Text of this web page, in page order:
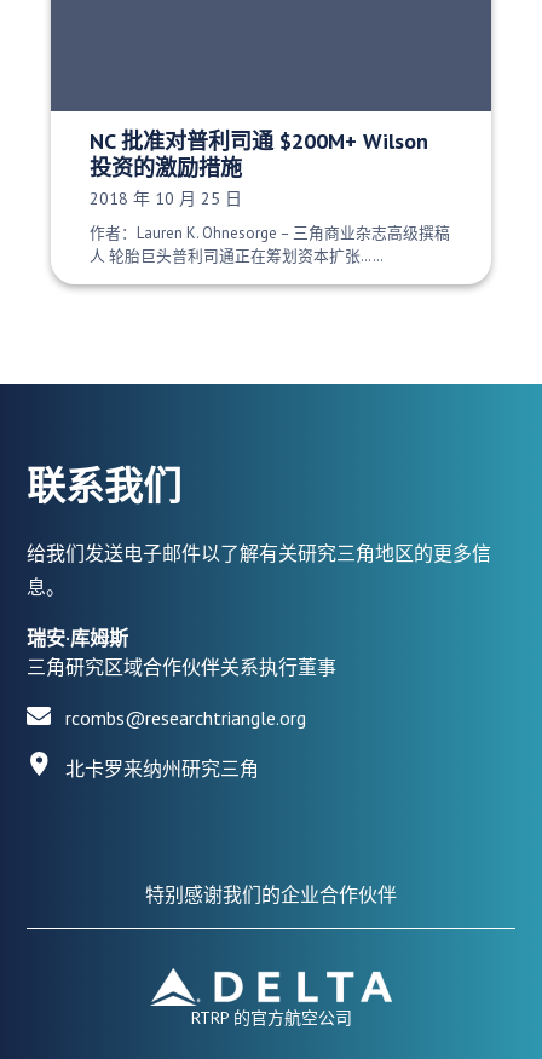
NC 批准对普利司通 $200M+ Wilson
投资的激励措施
发布日期：
2018 年 10 月 25 日
作者：Lauren K. Ohnesorge – 三角商业杂志高级撰稿
人 轮胎巨头普利司通正在筹划资本扩张……
联系我们
给我们发送电子邮件以了解有关研究三角地区的更多信
息。
瑞安·库姆斯
三角研究区域合作伙伴关系执行董事
rcombs@researchtriangle.org
北卡罗来纳州研究三角
特别感谢我们的企业合作伙伴
RTRP 的官方航空公司